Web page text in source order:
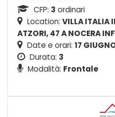
CFP: 3 ordinari
Location: VILLA ITALIA
ATZORI, 47 A NOCERA
Date e orari: 17
Durata: 3
Modalità: Frontale